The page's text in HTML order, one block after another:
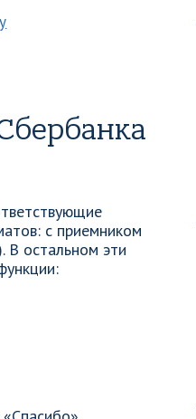
с приемником
В остальном эти